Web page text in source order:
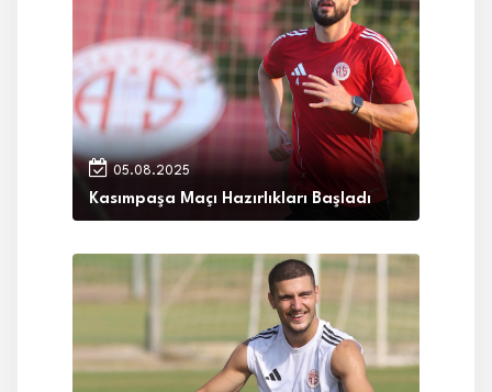
05.08.2025
Kasımpaşa Maçı Hazırlıkları Başladı